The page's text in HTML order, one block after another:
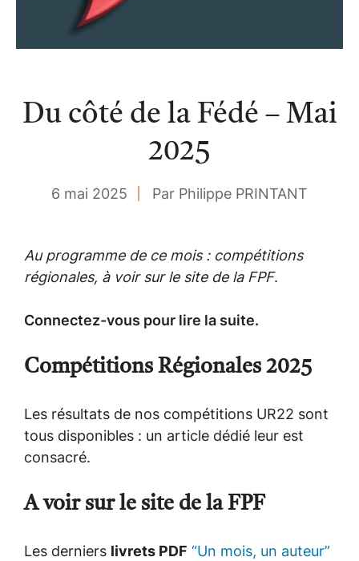
Du côté de la Fédé – Mai
2025
6 mai 2025 Par Philippe PRINTANT
Au programme de ce mois : compétitions
régionales, à voir sur le site de la FPF.
Connectez-vous pour lire la suite.
Compétitions Régionales 2025
Les résultats de nos compétitions UR22 sont
tous disponibles : un article dédié leur est
consacré.
A voir sur le site de la FPF
Les derniers livrets PDF “Un mois, un auteur”